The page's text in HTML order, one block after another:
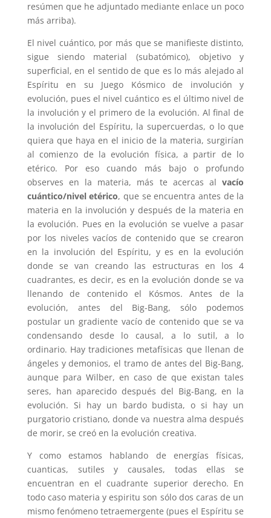
resúmen que he adjuntado mediante enlace un poco
más arriba).
El nivel cuántico, por más que se manifieste distinto,
sigue siendo material (subatómico), objetivo y
superficial, en el sentido de que es lo más alejado al
Espíritu en su Juego Kósmico de involución y
evolución, pues el nivel cuántico es el último nivel de
la involución y el primero de la evolución. Al final de
la involución del Espíritu, la supercuerdas, o lo que
quiera que haya en el inicio de la materia, surgirían
al comienzo de la evolución física, a partir de lo
etérico. Por eso cuando más bajo o profundo
observes en la materia, más te acercas alvacío
cuántico/nivel etérico, que se encuentra antes de la
materia en la involución y después de la materia en
la evolución. Pues en la evolución se vuelve a pasar
por los niveles vacíos de contenido que se crearon
en la involución del Espíritu, y es en la evolución
donde se van creando las estructuras en los 4
cuadrantes, es decir, es en la evolución donde se va
llenando de contenido el Kósmos. Antes de la
evolución, antes del Big-Bang, sólo podemos
postular un gradiente vacío de contenido que se va
condensando desde lo causal, a lo sutil, a lo
ordinario. Hay tradiciones metafísicas que llenan de
ángeles y demonios, el tramo de antes del Big-Bang,
aunque para Wilber, en caso de que existan tales
seres, han aparecido después del Big-Bang, en la
evolución. Si hay un bardo budista, o si hay un
purgatorio cristiano, donde va nuestra alma después
de morir, se creó en la evolución creativa.
Y como estamos hablando de energías físicas,
cuanticas, sutiles y causales, todas ellas se
encuentran en el cuadrante superior derecho. En
todo caso materia y espiritu son sólo dos caras de un
mismo fenómeno tetraemergente (pues el Espíritu se